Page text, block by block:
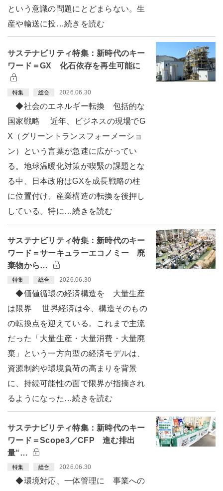
という意識の問題にとどまらない。生
産や輸送に投…続きを読む
サステナビリティ特集：新時代のキー
ワード＝GX 化石依存を再生可能に
特集 総合 2026.06.30
◆社会のエネルギー転換 包括的な
国家戦略 近年、ビジネスの現場でG
X（グリーントランスフォーメーショ
ン）という言葉が急速に広がってい
る。地球温暖化対策が喫緊の課題とな
る中、日本政府はGXを成長戦略の柱
に位置付け、産業構造の転換を後押し
している。特に…続きを読む
サステナビリティ特集：新時代のキー
ワード＝サーキュラーエコノミー 廃
棄物から…
特集 総合 2026.06.30
◆価値循環の経済構造を 大量生産
は限界 世界経済は今、構造そのもの
の転換点を迎えている。これまで主流
だった「大量生産・大量消費・大量廃
棄」という一方向型の経済モデルは、
資源制約や環境負荷の高まりを背景
に、持続可能性の面で限界が指摘され
るようになった…続きを読む
サステナビリティ特集：新時代のキー
ワード＝Scope3／CFP 進む排出
量“…
特集 総合 2026.06.30
◆環境対応、一体管理に 事業への